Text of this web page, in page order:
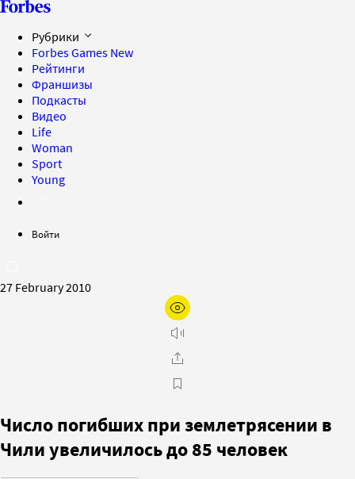
Рубрики
Forbes Games New
Рейтинги
Франшизы
Подкасты
Видео
Life
Woman
Sport
Young
Войти
27 February 2010
Число погибших при землетрясении в
Чили увеличилось до 85 человек